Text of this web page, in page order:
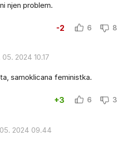
njen problem.
-2 6 8
05. 2024 10.17
samoklicana feministka.
+3 6 3
2024 09.44